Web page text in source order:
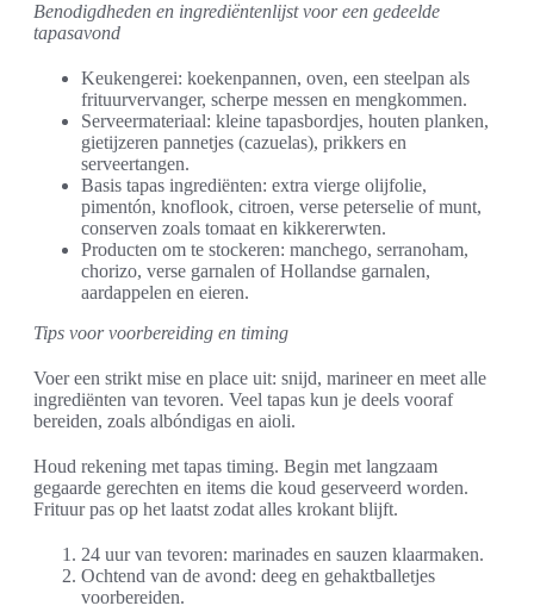
Benodigdheden en ingrediëntenlijst voor een gedeelde
tapasavond
Keukengerei: koekenpannen, oven, een steelpan als
frituurvervanger, scherpe messen en mengkommen.
Serveermateriaal: kleine tapasbordjes, houten planken,
gietijzeren pannetjes (cazuelas), prikkers en
serveertangen.
Basis tapas ingrediënten: extra vierge olijfolie,
pimentón, knoflook, citroen, verse peterselie of munt,
conserven zoals tomaat en kikkererwten.
Producten om te stockeren: manchego, serranoham,
chorizo, verse garnalen of Hollandse garnalen,
aardappelen en eieren.
Tips voor voorbereiding en timing
Voer een strikt mise en place uit: snijd, marineer en meet alle
ingrediënten van tevoren. Veel tapas kun je deels vooraf
bereiden, zoals albóndigas en aioli.
Houd rekening met tapas timing. Begin met langzaam
gegaarde gerechten en items die koud geserveerd worden.
Frituur pas op het laatst zodat alles krokant blijft.
24 uur van tevoren: marinades en sauzen klaarmaken.
Ochtend van de avond: deeg en gehaktballetjes
voorbereiden.